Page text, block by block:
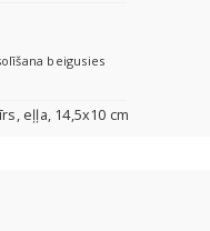
beigusies
eļļa, 14,5x10 cm